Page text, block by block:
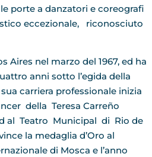
porte a danzatori e coreografi
eccezionale, riconosciuto
Aires nel marzo del 1967, ed ha
anni sotto l’egida della
carriera professionale inizia
della Teresa Carreño
al Teatro Municipal di Rio de
la medaglia d’Oro al
di Mosca e l’anno